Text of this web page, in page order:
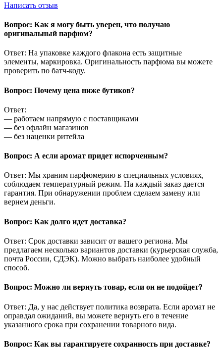
Написать отзыв
Вопрос: Как я могу быть уверен, что получаю
оригинальный парфюм?
Ответ: На упаковке каждого флакона есть защитные
элементы, маркировка. Оригинальность парфюма вы можете
проверить по батч-коду.
Вопрос: Почему цена ниже бутиков?
Ответ:
— работаем напрямую с поставщиками
— без офлайн магазинов
— без наценки ритейла
Вопрос: А если аромат придет испорченным?
Ответ: Мы храним парфюмерию в специальных условиях,
соблюдаем температурный режим. На каждый заказ дается
гарантия. При обнаружении проблем сделаем замену или
вернем деньги.
Вопрос: Как долго идет доставка?
Ответ: Срок доставки зависит от вашего региона. Мы
предлагаем несколько вариантов доставки (курьерская служба,
почта России, СДЭК). Можно выбрать наиболее удобный
способ.
Вопрос: Можно ли вернуть товар, если он не подойдет?
Ответ: Да, у нас действует политика возврата. Если аромат не
оправдал ожиданий, вы можете вернуть его в течение
указанного срока при сохранении товарного вида.
Вопрос: Как вы гарантируете сохранность при доставке?